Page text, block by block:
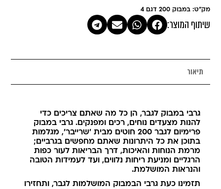
מק"ט: במבוק 200 דגם 4
שיתוף המוצר:
תיאור
גרבי במבוק לגבר, הן כל מה שאתם צריכים כדי
להנות מצעדים נוחים, רכים ומפנקים. גרבי במבוק
פרימיום לגבר 200 חוטים מבית 'שרייבר', מגלמות
בתוכן את כל היתרונות שאתם מחפשים בגרביים;
מרמת הנוחות והאיכות, דרך הבריאות לעור כפות
הרגליים ומניעת ריחות נלווים, ועד לעמידות הטובה
והנראות המושלמת.
תזמינו כעת גרבי הבמבוק המושלמות לגבר, ותחזירו